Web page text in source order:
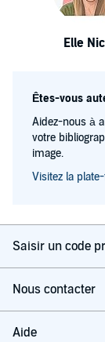
Elle
Êtes-vous
Aidez-nous à
votre
image.
Visitez la
Saisir un code
Nous contacter
Aide